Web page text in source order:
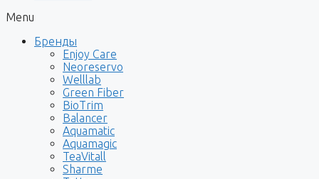
Menu
Бренды
Enjoy Care
Neoreservo
Welllab
Green Fiber
BioTrim
Balancer
Aquamatic
Aquamagic
TeaVitall
Sharme